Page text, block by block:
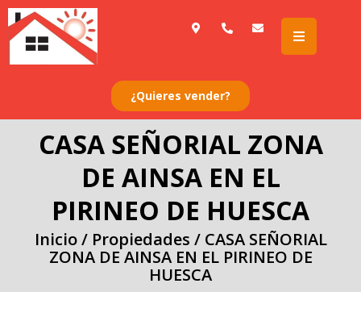
contenido
¿Quieres vender?
CASA SEÑORIAL ZONA
DE AINSA EN EL
PIRINEO DE HUESCA
Inicio/ Propiedades / CASA SEÑORIAL
ZONA DE AINSA EN EL PIRINEO DE
HUESCA